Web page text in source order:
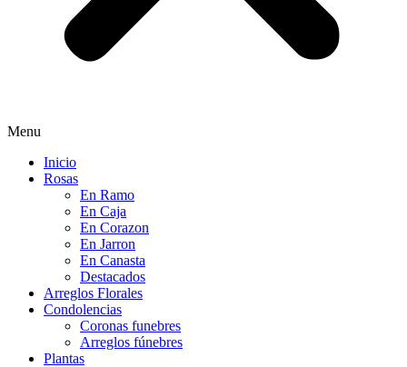
Menu
Inicio
Rosas
En Ramo
En Caja
En Corazon
En Jarron
En Canasta
Destacados
Arreglos Florales
Condolencias
Coronas funebres
Arreglos fúnebres
Plantas